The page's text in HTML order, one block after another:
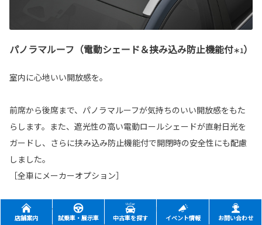
パノラマルーフ（電動シェード＆挟み込み防止機能付＊1）
室内に心地いい開放感を。
前席から後席まで、パノラマルーフが気持ちのいい開放感をもた
らします。また、遮光性の高い電動ロールシェードが直射日光を
ガードし、さらに挟み込み防止機能付で開閉時の安全性にも配慮
しました。
［全車にメーカーオプション］
■パノラマルーフは固定式となります。 ■写真はESTATE Z。
店舗案内 試乗車・展示車 中古車を探す イベント情報 お問い合わせ